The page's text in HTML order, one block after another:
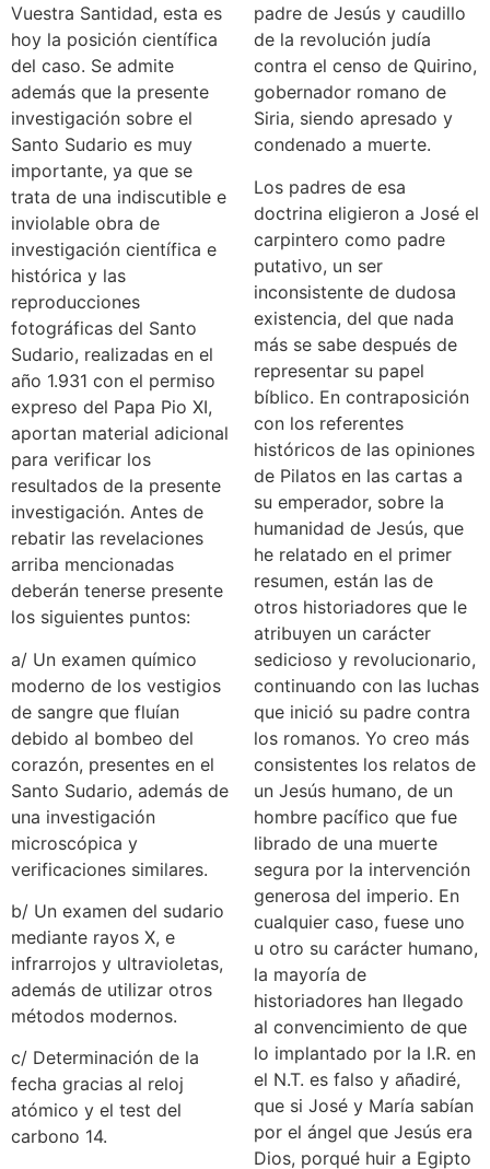
Vuestra Santidad, esta es
hoy la posición científica
del caso. Se admite
además que la presente
investigación sobre el
Santo Sudario es muy
importante, ya que se
trata de una indiscutible e
inviolable obra de
investigación científica e
histórica y las
reproducciones
fotográficas del Santo
Sudario, realizadas en el
año 1.931 con el permiso
expreso del Papa Pio XI,
aportan material adicional
para verificar los
resultados de la presente
investigación. Antes de
rebatir las revelaciones
arriba mencionadas
deberán tenerse presente
los siguientes puntos:
a/ Un examen químico
moderno de los vestigios
de sangre que fluían
debido al bombeo del
corazón, presentes en el
Santo Sudario, además de
una investigación
microscópica y
verificaciones similares.
b/ Un examen del sudario
mediante rayos X, e
infrarrojos y ultravioletas,
además de utilizar otros
métodos modernos.
c/ Determinación de la
fecha gracias al reloj
atómico y el test del
carbono 14.
padre de Jesús y caudillo
de la revolución judía
contra el censo de Quirino,
gobernador romano de
Siria, siendo apresado y
condenado a muerte.
Los padres de esa
doctrina eligieron a José el
carpintero como padre
putativo, un ser
inconsistente de dudosa
existencia, del que nada
más se sabe después de
representar su papel
bíblico. En contraposición
con los referentes
históricos de las opiniones
de Pilatos en las cartas a
su emperador, sobre la
humanidad de Jesús, que
he relatado en el primer
resumen, están las de
otros historiadores que le
atribuyen un carácter
sedicioso y revolucionario,
continuando con las luchas
que inició su padre contra
los romanos. Yo creo más
consistentes los relatos de
un Jesús humano, de un
hombre pacífico que fue
librado de una muerte
segura por la intervención
generosa del imperio. En
cualquier caso, fuese uno
u otro su carácter humano,
la mayoría de
historiadores han llegado
al convencimiento de que
lo implantado por la I.R. en
el N.T. es falso y añadiré,
que si José y María sabían
por el ángel que Jesús era
Dios, porqué huir a Egipto